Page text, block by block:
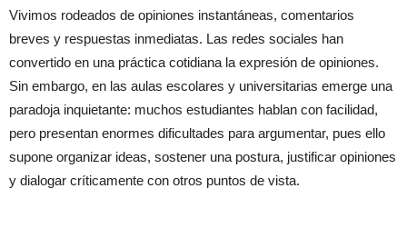
Educación
Vivimos rodeados de opiniones instantáneas, comentarios
breves y respuestas inmediatas. Las redes sociales han
convertido en una práctica cotidiana la expresión de opiniones.
Sin embargo, en las aulas escolares y universitarias emerge una
paradoja inquietante: muchos estudiantes hablan con facilidad,
pero presentan enormes dificultades para argumentar, pues ello
supone organizar ideas, sostener una postura, justificar opiniones
y dialogar críticamente con otros puntos de vista.